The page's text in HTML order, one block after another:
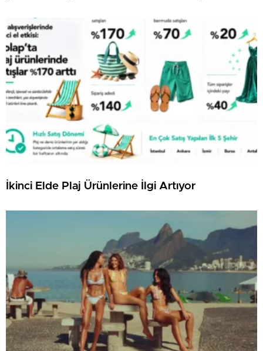
İkinci Elde Plaj Ürünlerine İlgi Artıyor